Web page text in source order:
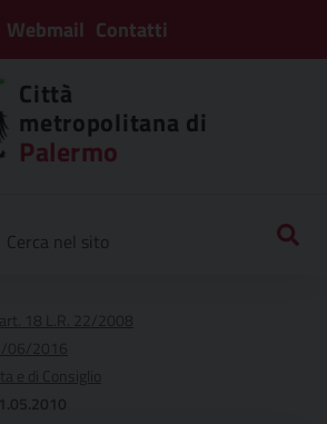
Webmail Contatti
Città
metropolitana di
Palermo